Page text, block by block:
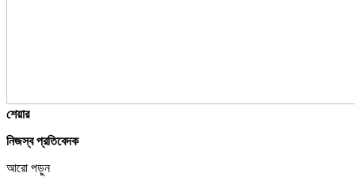
শেয়ার
নিজস্ব প্রতিবেদক
আরো পড়ুন